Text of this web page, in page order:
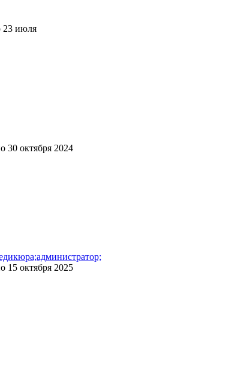
23 июля
30 октября 2024
15 октября 2025